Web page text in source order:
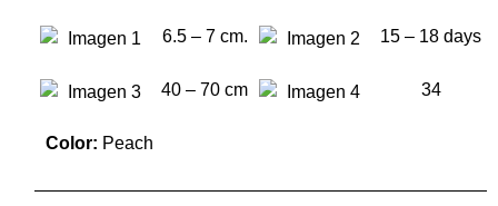
6.5 – 7 cm. 15 – 18 days
40 – 70 cm 34
Color: Peach